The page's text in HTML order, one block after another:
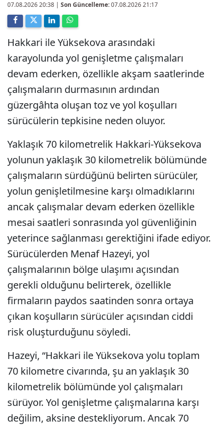
07.08.2026 20:38 | Son Güncelleme:07.08.2026 21:17
Hakkari ile Yüksekova arasındaki
karayolunda yol genişletme çalışmaları
devam ederken, özellikle akşam saatlerinde
çalışmaların durmasının ardından
güzergâhta oluşan toz ve yol koşulları
sürücülerin tepkisine neden oluyor.
Yaklaşık 70 kilometrelik Hakkari-Yüksekova
yolunun yaklaşık 30 kilometrelik bölümünde
çalışmaların sürdüğünü belirten sürücüler,
yolun genişletilmesine karşı olmadıklarını
ancak çalışmalar devam ederken özellikle
mesai saatleri sonrasında yol güvenliğinin
yeterince sağlanması gerektiğini ifade ediyor.
Sürücülerden Menaf Hazeyi, yol
çalışmalarının bölge ulaşımı açısından
gerekli olduğunu belirterek, özellikle
firmaların paydos saatinden sonra ortaya
çıkan koşulların sürücüler açısından ciddi
risk oluşturduğunu söyledi.
Hazeyi, “Hakkari ile Yüksekova yolu toplam
70 kilometre civarında, şu an yaklaşık 30
kilometrelik bölümünde yol çalışmaları
sürüyor. Yol genişletme çalışmalarına karşı
değilim, aksine destekliyorum. Ancak 70